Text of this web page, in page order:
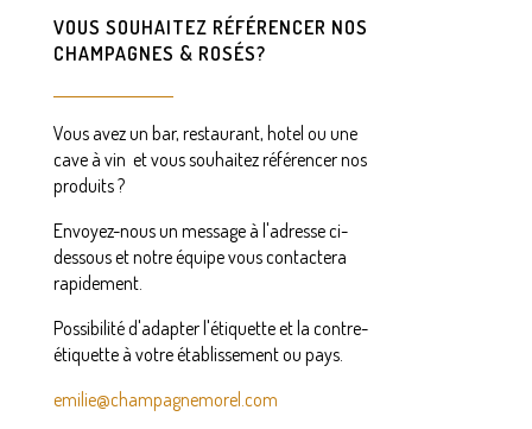
VOUS SOUHAITEZ RÉFÉRENCER NOS
CHAMPAGNES & ROSÉS?
Vous avez un bar, restaurant, hotel ou une
cave à vin et vous souhaitez référencer nos
produits ?
Envoyez-nous un message à l'adresse ci-
dessous et notre équipe vous contactera
rapidement.
Possibilité d'adapter l'étiquette et la contre-
étiquette à votre établissement ou pays.
emilie@champagnemorel.com